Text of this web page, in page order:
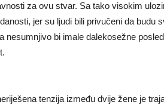
za ovu stvar. Sa tako visokim
jer su ljudi bili privučeni da budu
nesumnjivo bi imale dalekosežne
tenzija između dvije žene je